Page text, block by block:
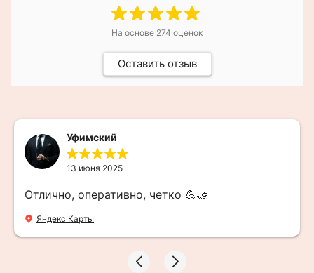
На основе 274 оценок
Оставить отзыв
Уфимский
13 июня 2025
Отлично, оперативно, четко 💪🤝
Яндекс Карты